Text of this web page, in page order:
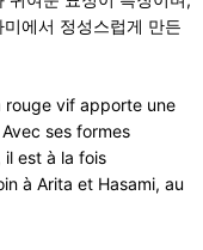
에서 정성스럽게 만든
vif apporte une
ses formes
est à la fois
à Arita et Hasami, au